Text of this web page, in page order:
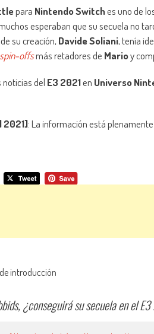
para Nintendo Switches uno de
esperaban que su secuela no
su creación, Davide Soliani, tenía
spin-offsmás retadores de Marioy
del E3 2021en Universo
2021]: La información está
introducción
¿conseguirá su secuela en el